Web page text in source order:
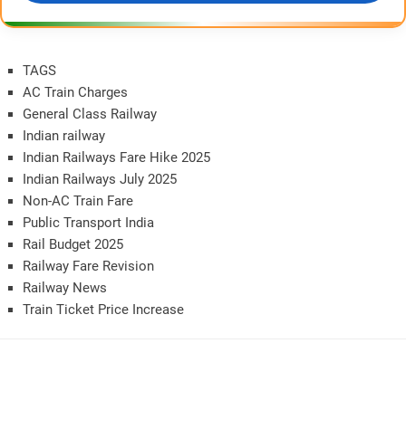
TAGS
AC Train Charges
General Class Railway
Indian railway
Indian Railways Fare Hike 2025
Indian Railways July 2025
Non-AC Train Fare
Public Transport India
Rail Budget 2025
Railway Fare Revision
Railway News
Train Ticket Price Increase